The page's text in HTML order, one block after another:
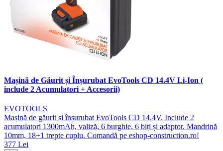
Mașină de Găurit și Înșurubat EvoTools CD 14.4V Li-Ion (
include 2 Acumulatori + Accesorii)
EVOTOOLS
Mașină de găurit și înșurubat EvoTools CD 14.4V. Include 2
acumulatori 1300mAh, valiză, 6 burghie, 6 biți și adaptor. Mandrină
10mm, 18+1 trepte cuplu. Comandă pe eshop-construction.ro!
377 Lei